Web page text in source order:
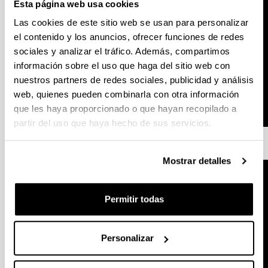
Esta página web usa cookies
Las cookies de este sitio web se usan para personalizar
el contenido y los anuncios, ofrecer funciones de redes
sociales y analizar el tráfico. Además, compartimos
información sobre el uso que haga del sitio web con
nuestros partners de redes sociales, publicidad y análisis
web, quienes pueden combinarla con otra información
que les haya proporcionado o que hayan recopilado a
partir del uso que haya hecho de sus servicios.
Mostrar detalles
Permitir todas
Personalizar